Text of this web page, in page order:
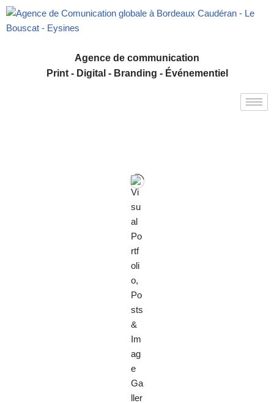
Aller
Agence de communication
Print - Digital - Branding - Événementiel